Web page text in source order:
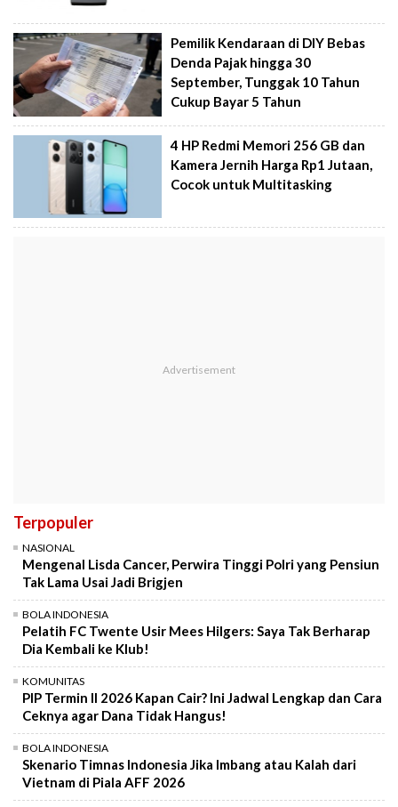
Pemilik Kendaraan di DIY Bebas
Denda Pajak hingga 30
September, Tunggak 10 Tahun
Cukup Bayar 5 Tahun
4 HP Redmi Memori 256 GB dan
Kamera Jernih Harga Rp1 Jutaan,
Cocok untuk Multitasking
Terpopuler
NASIONAL
Mengenal Lisda Cancer, Perwira Tinggi Polri yang Pensiun
Tak Lama Usai Jadi Brigjen
BOLA INDONESIA
Pelatih FC Twente Usir Mees Hilgers: Saya Tak Berharap
Dia Kembali ke Klub!
KOMUNITAS
PIP Termin II 2026 Kapan Cair? Ini Jadwal Lengkap dan Cara
Ceknya agar Dana Tidak Hangus!
BOLA INDONESIA
Skenario Timnas Indonesia Jika Imbang atau Kalah dari
Vietnam di Piala AFF 2026